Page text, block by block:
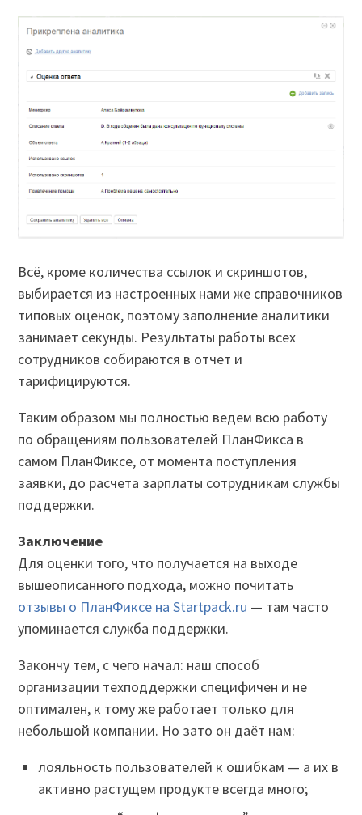
Всё, кроме количества ссылок и скриншотов,
выбирается из настроенных нами же справочников
типовых оценок, поэтому заполнение аналитики
занимает секунды. Результаты работы всех
сотрудников собираются в отчет и
тарифицируются.
Таким образом мы полностью ведем всю работу
по обращениям пользователей ПланФикса в
самом ПланФиксе, от момента поступления
заявки, до расчета зарплаты сотрудникам службы
поддержки.
Заключение
Для оценки того, что получается на выходе
вышеописанного подхода, можно почитать
отзывы о ПланФиксе на Startpack.ru — там часто
упоминается служба поддержки.
Закончу тем, с чего начал: наш способ
организации техподдержки специфичен и не
оптимален, к тому же работает только для
небольшой компании. Но зато он даёт нам:
лояльность пользователей к ошибкам — а их в
активно растущем продукте всегда много;